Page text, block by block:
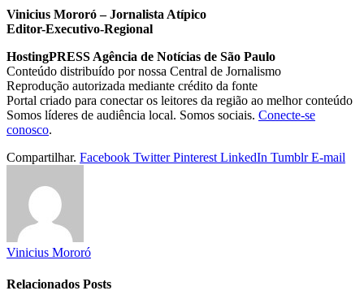
Vinicius Mororó – Jornalista Atípico
Editor-Executivo-Regional
HostingPRESS Agência de Notícias de São Paulo
Conteúdo distribuído por nossa Central de Jornalismo
Reprodução autorizada mediante crédito da fonte
Portal criado para conectar os leitores da região ao melhor conteúdo
Somos líderes de audiência local. Somos sociais. Conecte-se
conosco.
Compartilhar. Facebook Twitter Pinterest LinkedIn Tumblr E-mail
Vinicius Mororó
Relacionados Posts